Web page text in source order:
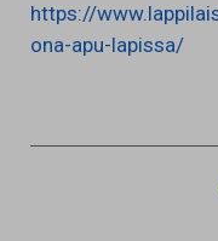
https://
ona-apu-lapissa/